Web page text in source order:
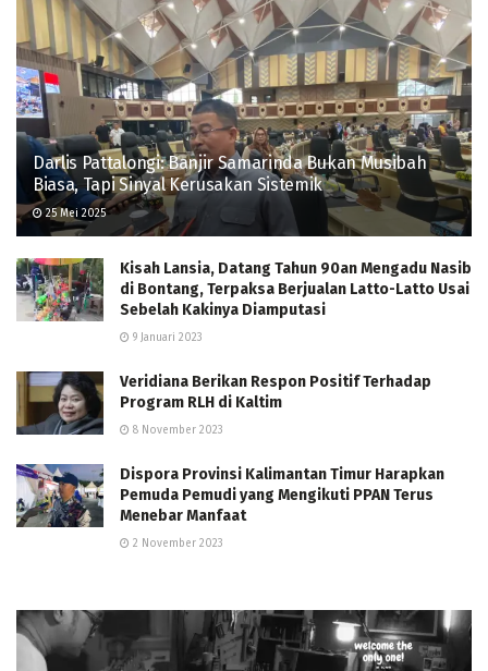
Darlis Pattalongi: Banjir Samarinda Bukan Musibah
Biasa, Tapi Sinyal Kerusakan Sistemik
25 Mei 2025
Kisah Lansia, Datang Tahun 90an Mengadu Nasib
di Bontang, Terpaksa Berjualan Latto-Latto Usai
Sebelah Kakinya Diamputasi
9 Januari 2023
Veridiana Berikan Respon Positif Terhadap
Program RLH di Kaltim
8 November 2023
Dispora Provinsi Kalimantan Timur Harapkan
Pemuda Pemudi yang Mengikuti PPAN Terus
Menebar Manfaat
2 November 2023